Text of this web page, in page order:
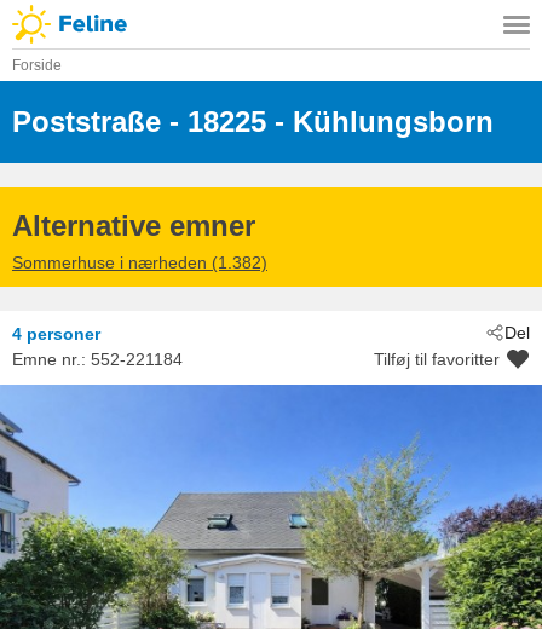
Forside
Poststraße - 18225 - Kühlungsborn
Alternative emner
Sommerhuse i nærheden (1.382)
Del
4 personer
Emne nr.: 552-221184 Tilføj til favoritter